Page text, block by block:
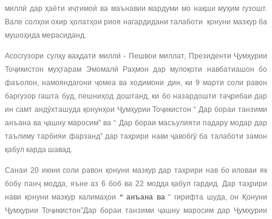
миллӣ дар ҳаёти иҷтимоӣ ва маънавии мардуми мо нақши муҳим гузошт.
Вале солҳои охир ҳолатҳои риоя нагардидани талаботи қонуни мазкур ба
мушоҳида мерасиданд.
Асосгузори сулҳу ваҳдати миллӣ - Пешвои миллат, Президенти Ҷумҳурии
Тоҷикистон муҳтарам Эмомалӣ Раҳмон дар мулоқоти навбатиашон бо
фаъолон, намояндагони ҷомеа ва ходимони дин, ки 9 марти соли равон
баргузор гашта буд, пешниҳод доштанд, ки бо назардошти таҷрибаи дар
ин самт андӯхташуда қонунҳои Ҷумҳурии Тоҷикистон “ Дар бораи танзими
анъана ва ҷашну маросим” ва “ Дар бораи масъулияти падару модар дар
таълиму тарбияи фарзанд” дар таҳрири нави ҷавобгӯ ба талаботи замон
қабул карда шавад.
Санаи 20 июни соли равон қонуни мазкур дар таҳрири нав бо иловаи як
бобу панҷ модда, яъне аз 6 боб ва 22 модда қабул гардид. Дар таҳрири
нави қонуни мазкур калимаҳои “ анъана ва“ гирифта шуда, он Қонуни
Ҷумҳурии Тоҷикистон”Дар бораи танзими ҷашну маросим дар Ҷумҳурии